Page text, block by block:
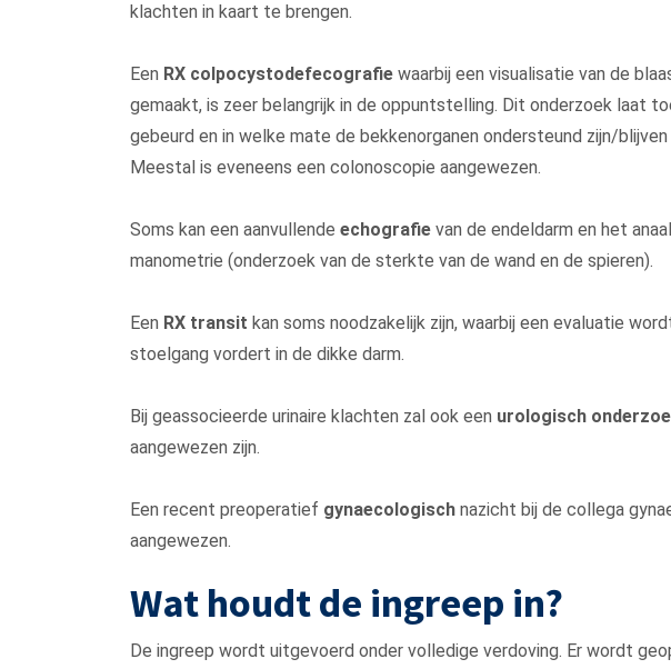
klachten in kaart te brengen.
Een RX colpocystodefecografie waarbij een visualisatie van de
gemaakt, is zeer belangrijk in de oppuntstelling. Dit onderzoek laat
gebeurd en in welke mate de bekkenorganen ondersteund zijn/
Meestal is eveneens een colonoscopie aangewezen.
Soms kan een aanvullende echografie van de endeldarm en het
manometrie (onderzoek van de sterkte van de wand en de spieren).
Een RX transit kan soms noodzakelijk zijn, waarbij een evaluatie
stoelgang vordert in de dikke darm.
Bij geassocieerde urinaire klachten zal ook een urologisch
aangewezen zijn.
Een recent preoperatief gynaecologisch nazicht bij de collega
aangewezen.
Wat houdt de ingreep in?
De ingreep wordt uitgevoerd onder volledige verdoving. Er wordt